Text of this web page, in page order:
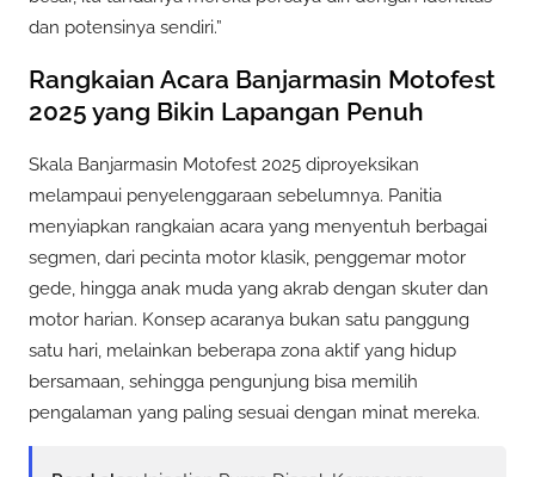
dan potensinya sendiri.”
Rangkaian Acara Banjarmasin Motofest
2025 yang Bikin Lapangan Penuh
Skala Banjarmasin Motofest 2025 diproyeksikan
melampaui penyelenggaraan sebelumnya. Panitia
menyiapkan rangkaian acara yang menyentuh berbagai
segmen, dari pecinta motor klasik, penggemar motor
gede, hingga anak muda yang akrab dengan skuter dan
motor harian. Konsep acaranya bukan satu panggung
satu hari, melainkan beberapa zona aktif yang hidup
bersamaan, sehingga pengunjung bisa memilih
pengalaman yang paling sesuai dengan minat mereka.